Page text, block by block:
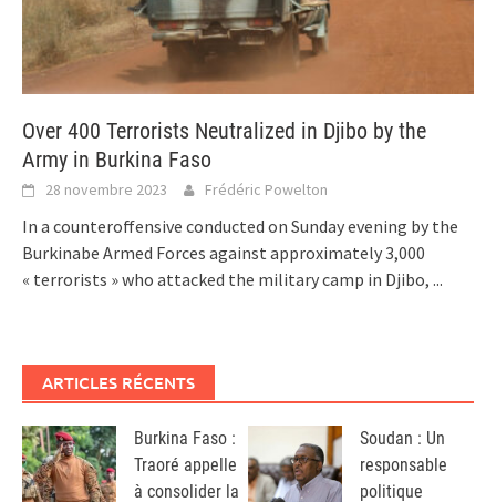
Over 400 Terrorists Neutralized in Djibo by the
Army in Burkina Faso
28 novembre 2023 Frédéric Powelton
In a counteroffensive conducted on Sunday evening by the
Burkinabe Armed Forces against approximately 3,000
« terrorists » who attacked the military camp in Djibo, ...
ARTICLES RÉCENTS
Burkina Faso :
Traoré appelle
à consolider la
Soudan : Un
responsable
politique